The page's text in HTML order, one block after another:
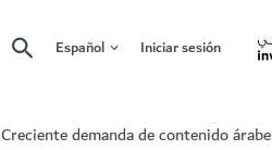
Español Iniciar sesión
Creciente demanda de contenido árabe